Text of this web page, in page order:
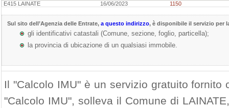
E415 LAINATE 16/06/2023 1150
Sul sito dell’Agenzia delle Entrate, a questo indirizzo, è disponibile il servizio per
gli identificativi catastali (Comune, sezione, foglio, particella);
la provincia di ubicazione di un qualsiasi immobile.
Il "Calcolo IMU" è un servizio gratuito
"Calcolo IMU", solleva il Comune di